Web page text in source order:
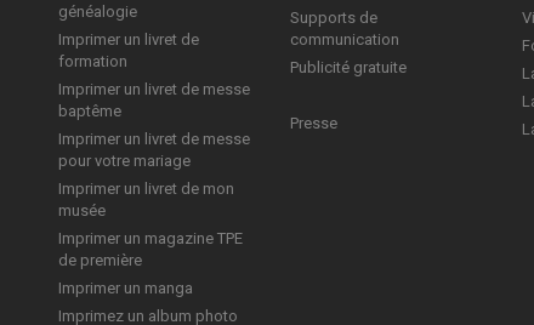
généalogie
Imprimer un livret de
formation
Imprimer un livret de messe
baptême
Imprimer un livret de messe
pour votre mariage
Imprimer un livret de mon
musée
Imprimer un magazine TPE
de première
Imprimer un manga
Imprimez un album photo
Supports de
communication
Publicité gratuite
Presse